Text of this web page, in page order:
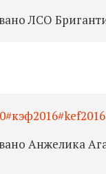
ЛСО
Анжелика